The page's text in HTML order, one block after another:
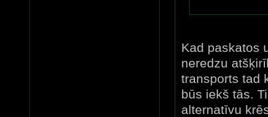
Kad paskatos
neredzu
transports tad
būs iekš tās.
alternatīvu